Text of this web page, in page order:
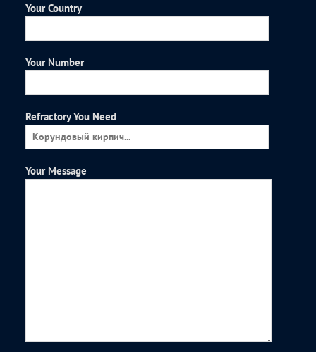
Your Country
Your Number
Refractory You Need
Your Message